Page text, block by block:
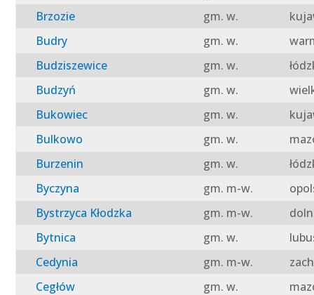
Brzozie
gm. w.
Budry
gm. w.
Budziszewice
gm. w.
Budzyń
gm. w.
Bukowiec
gm. w.
Bulkowo
gm. w.
Burzenin
gm. w.
Byczyna
gm. m-w.
Bystrzyca Kłodzka
gm. m-w.
Bytnica
gm. w.
Cedynia
gm. m-w.
Cegłów
gm. w.